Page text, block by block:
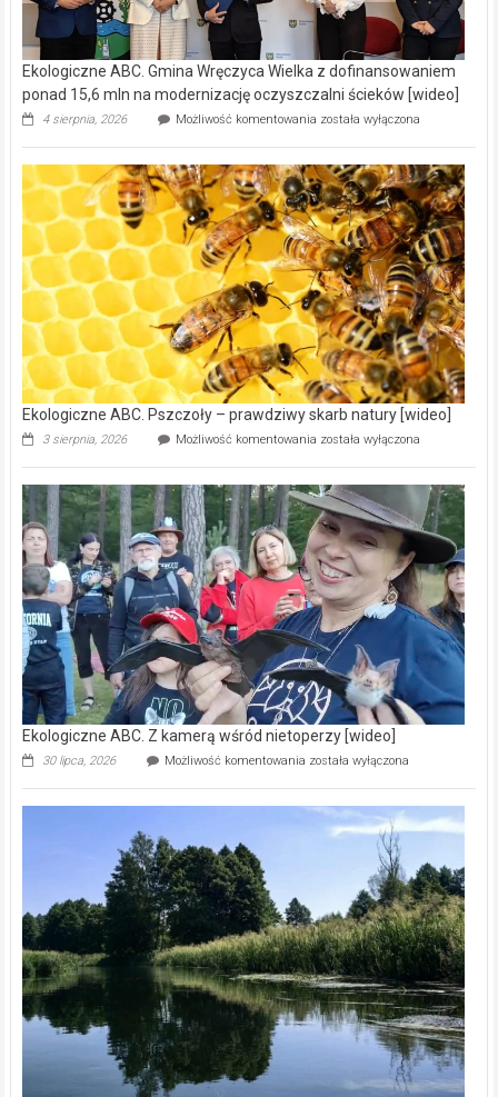
Ekologiczne ABC. Gmina Wręczyca Wielka z dofinansowaniem
ponad 15,6 mln na modernizację oczyszczalni ścieków [wideo]
4 sierpnia, 2026 Możliwość komentowania Ekologiczne
Wręczyca
Wielka
z
dofinansowaniem
ponad
15,6
mln
na
modernizację
oczyszczalni
ścieków
[wideo]
została wyłączona
Ekologiczne ABC. Pszczoły – prawdziwy skarb natury [wideo]
3 sierpnia, 2026 Możliwość komentowania Ekologiczne
–
prawdziwy
skarb
natury
[wideo]
została wyłączona
Ekologiczne ABC. Z kamerą wśród nietoperzy [wideo]
30 lipca, 2026 Możliwość komentowania Ekologiczne
kamerą
wśród
została wyłączona